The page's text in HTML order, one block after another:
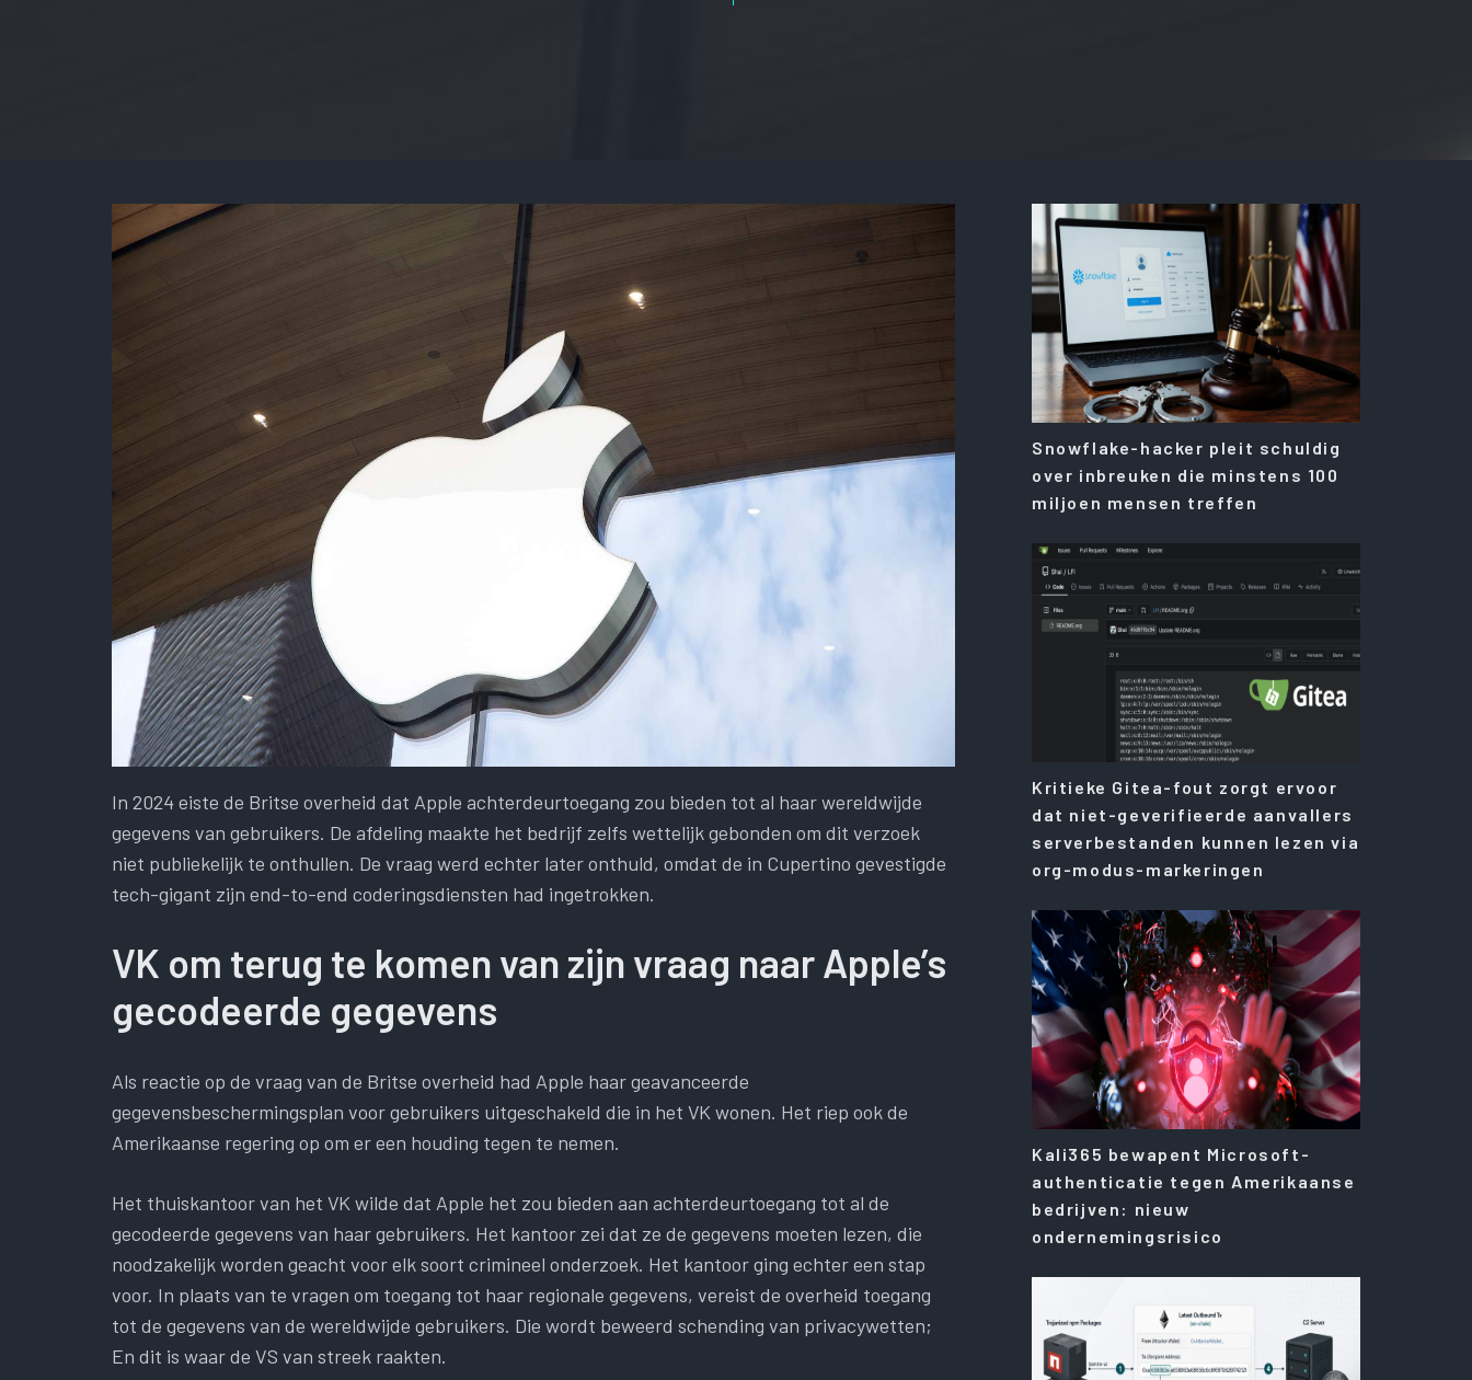
In 2024 eiste de Britse overheid dat Apple achterdeurtoegang zou bieden tot al haar wereldwijde
gegevens van gebruikers. De afdeling maakte het bedrijf zelfs wettelijk gebonden om dit verzoek
niet publiekelijk te onthullen. De vraag werd echter later onthuld, omdat de in Cupertino gevestigde
tech-gigant zijn end-to-end coderingsdiensten had ingetrokken.
VK om terug te komen van zijn vraag naar Apple’s
gecodeerde gegevens
Als reactie op de vraag van de Britse overheid had Apple haar geavanceerde
gegevensbeschermingsplan voor gebruikers uitgeschakeld die in het VK wonen. Het riep ook de
Amerikaanse regering op om er een houding tegen te nemen.
Het thuiskantoor van het VK wilde dat Apple het zou bieden aan achterdeurtoegang tot al de
gecodeerde gegevens van haar gebruikers. Het kantoor zei dat ze de gegevens moeten lezen, die
noodzakelijk worden geacht voor elk soort crimineel onderzoek. Het kantoor ging echter een stap
voor. In plaats van te vragen om toegang tot haar regionale gegevens, vereist de overheid toegang
tot de gegevens van de wereldwijde gebruikers. Die wordt beweerd schending van privacywetten;
En dit is waar de VS van streek raakten.
Snowflake-hacker pleit schuldig
over inbreuken die minstens 100
miljoen mensen treffen
Kritieke Gitea-fout zorgt ervoor
dat niet-geverifieerde aanvallers
serverbestanden kunnen lezen via
org-modus-markeringen
Kali365 bewapent Microsoft-
authenticatie tegen Amerikaanse
bedrijven: nieuw
ondernemingsrisico